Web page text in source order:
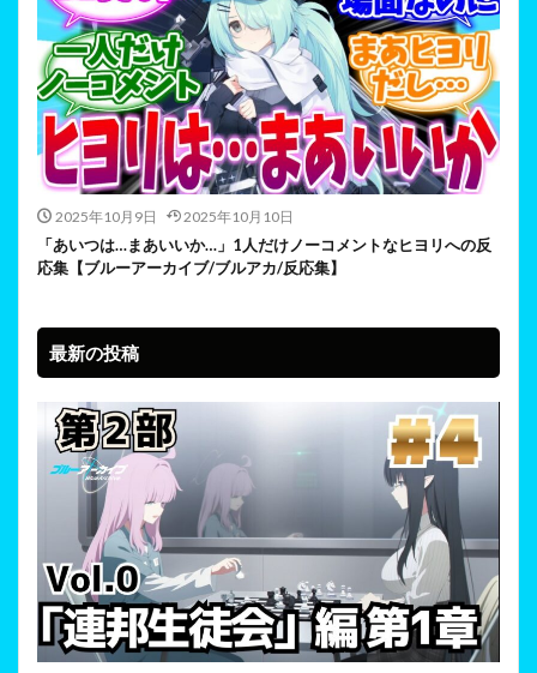
2025年10月9日 2025年10月10日
「あいつは…まあいいか…」1人だけノーコメントなヒヨリへの反
応集【ブルーアーカイブ/ブルアカ/反応集】
最新の投稿